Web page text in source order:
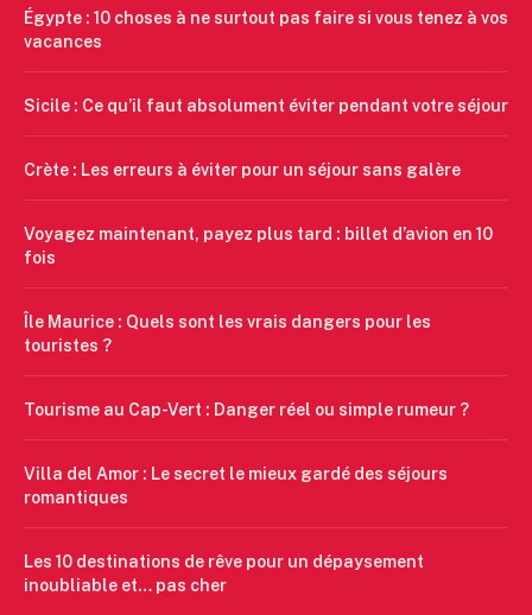
Égypte : 10 choses à ne surtout pas faire si vous tenez à vos
vacances
Sicile : Ce qu’il faut absolument éviter pendant votre séjour
Crète : Les erreurs à éviter pour un séjour sans galère
Voyagez maintenant, payez plus tard : billet d’avion en 10
fois
Île Maurice : Quels sont les vrais dangers pour les
touristes ?
Tourisme au Cap-Vert : Danger réel ou simple rumeur ?
Villa del Amor : Le secret le mieux gardé des séjours
romantiques
Les 10 destinations de rêve pour un dépaysement
inoubliable et… pas cher